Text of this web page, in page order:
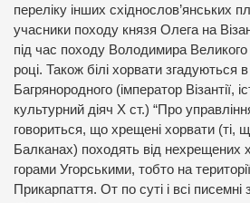
переліку інших східнослов’янських
учасники походу князя Олега на
під час походу Володимира Великого
році. Також білі хорвати згадуються
Багрянородного (імператор Візантії,
культурний діяч X ст.) “Про
говориться, що хрещені хорвати (ті,
Балканах) походять від нехрещених
горами Угорськими, тобто на
Прикарпаття. От по суті і всі